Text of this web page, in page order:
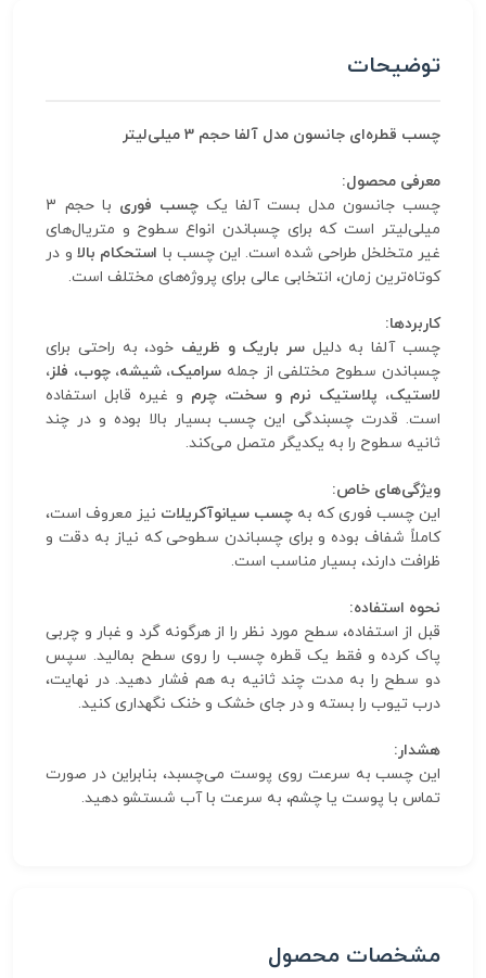
توضیحات
چسب قطره‌ای جانسون مدل آلفا حجم 3 میلی‌لیتر
معرفی محصول:
چسب جانسون مدل بست آلفا یک چسب فوری
با حجم 3
میلی‌لیتر است که برای چسباندن انواع سطوح و متریال‌های
غیر متخلخل طراحی شده است. این چسب با استحکام بالا و در
کوتاه‌ترین زمان، انتخابی عالی برای پروژه‌های مختلف است.
کاربردها:
چسب آلفا به دلیلسر باریک و ظریف خود، به راحتی برای
چسباندن سطوح مختلفی از جمله سرامیک، شیشه، چوب، فلز،
لاستیک، پلاستیک نرم و سخت، چرم و غیره قابل استفاده
است. قدرت چسبندگی این چسب بسیار بالا بوده و در چند
ثانیه سطوح را به یکدیگر متصل می‌کند.
ویژگی‌های خاص:
این چسب فوری که به چسب سیانوآکریلات نیز معروف است،
کاملاً شفاف بوده و برای چسباندن سطوحی که نیاز به دقت و
ظرافت دارند، بسیار مناسب است.
نحوه استفاده:
قبل از استفاده، سطح مورد نظر را از هرگونه گرد و غبار و چربی
پاک کرده و فقط یک قطره چسب را روی سطح بمالید. سپس
دو سطح را به مدت چند ثانیه به هم فشار دهید. در نهایت،
درب تیوب را بسته و در جای خشک و خنک نگهداری کنید.
هشدار:
این چسب به سرعت روی پوست می‌چسبد، بنابراین در صورت
تماس با پوست یا چشم، به سرعت با آب شستشو دهید.
مشخصات محصول